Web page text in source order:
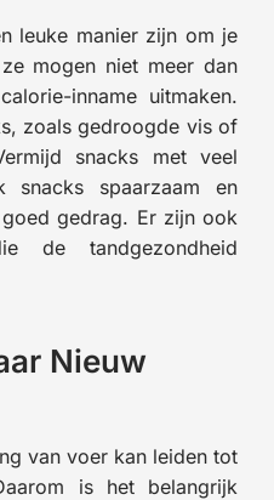
leuke manier zijn om je
mogen niet meer dan
inname uitmaken.
zoals gedroogde vis of
snacks met veel
snacks spaarzaam en
gedrag. Er zijn ook
de tandgezondheid
Nieuw
van voer kan leiden tot
is het belangrijk